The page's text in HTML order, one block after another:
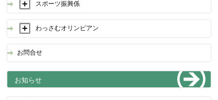
スポーツ振興係
わっさむオリンピアン
お問合せ
お知らせ